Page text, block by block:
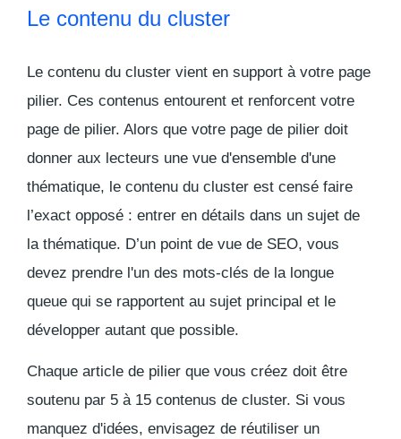
Le contenu du cluster
Le contenu du cluster vient en support à votre page
pilier. Ces contenus entourent et renforcent votre
page de pilier. Alors que votre page de pilier doit
donner aux lecteurs une vue d'ensemble d'une
thématique, le contenu du cluster est censé faire
l’exact opposé : entrer en détails dans un sujet de
la thématique. D’un point de vue de SEO, vous
devez prendre l'un des mots-clés de la longue
queue qui se rapportent au sujet principal et le
développer autant que possible.
Chaque article de pilier que vous créez doit être
soutenu par 5 à 15 contenus de cluster. Si vous
manquez d'idées, envisagez de réutiliser un